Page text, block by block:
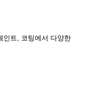
인트, 코팅에서 다양한